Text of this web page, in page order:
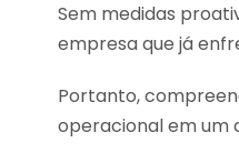
Sem medidas
empresa que já
Portanto,
operacional em um